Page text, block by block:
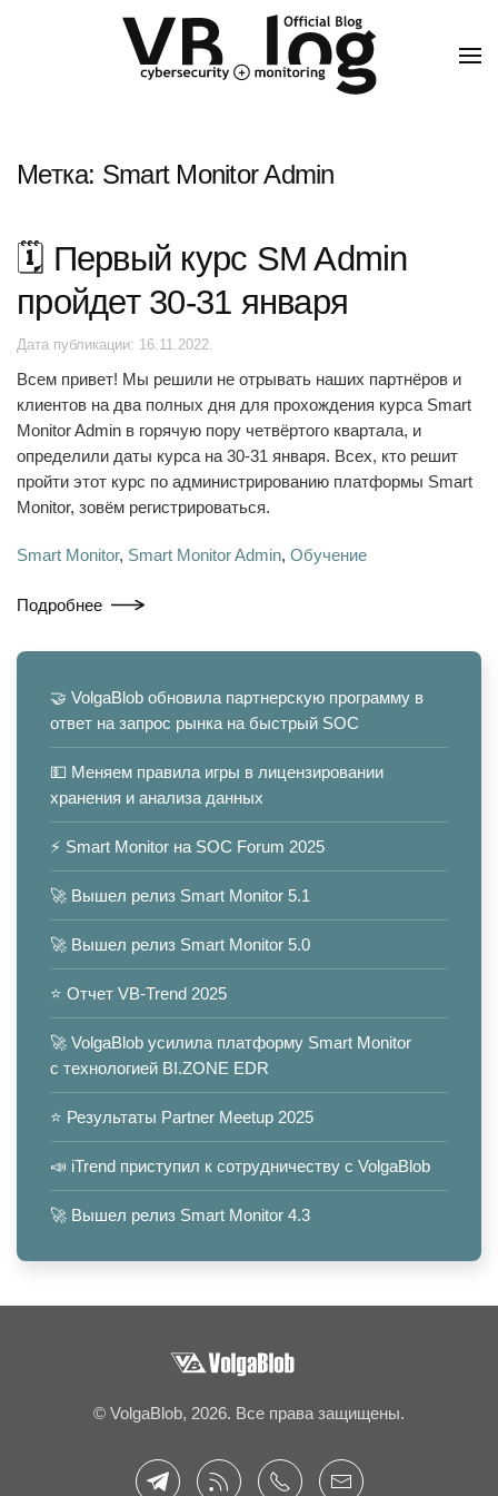
Метка: Smart Monitor Admin
🗓️ Первый курс SM Admin
пройдет 30-31 января
Дата публикации: 16.11.2022.
Всем привет! Мы решили не отрывать наших партнёров и
клиентов на два полных дня для прохождения курса Smart
Monitor Admin в горячую пору четвёртого квартала, и
определили даты курса на 30-31 января. Всех, кто решит
пройти этот курс по администрированию платформы Smart
Monitor, зовём регистрироваться.
Smart Monitor, Smart Monitor Admin, Обучение
Подробнее
🤝 VolgaBlob обновила партнерскую программу в
ответ на запрос рынка на быстрый SOC
💵 Меняем правила игры в лицензировании
хранения и анализа данных
⚡️ Smart Monitor на SOC Forum 2025
🚀 Вышел релиз Smart Monitor 5.1
🚀 Вышел релиз Smart Monitor 5.0
⭐️ Отчет VB-Trend 2025
🚀 VolgaBlob усилила платформу Smart Monitor
с технологией BI.ZONE EDR
⭐️ Результаты Partner Meetup 2025
📣 iTrend приступил к сотрудничеству с VolgaBlob
🚀 Вышел релиз Smart Monitor 4.3
© VolgaBlob, 2026. Все права защищены.